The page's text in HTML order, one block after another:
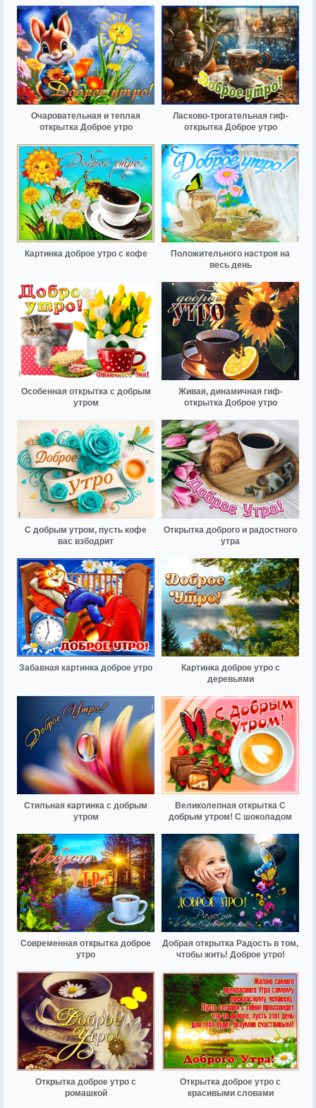
Очаровательная и теплая
открытка Доброе утро
Ласково-трогательная гиф-
открытка Доброе утро
Картинка доброе утро с кофе
Положительного настроя на
весь день
Особенная открытка с добрым
утром
Живая, динамичная гиф-
открытка Доброе утро
С добрым утром, пусть кофе
вас взбодрит
Открытка доброго и радостного
утра
Забавная картинка доброе утро
Картинка доброе утро с
деревьями
Стильная картинка с добрым
утром
Великолепная открытка С
добрым утром! С шоколадом
Современная открытка доброе
утро
Добрая открытка Радость в том,
чтобы жить! Доброе утро!
Открытка доброе утро с
ромашкой
Открытка доброе утро с
красивыми словами